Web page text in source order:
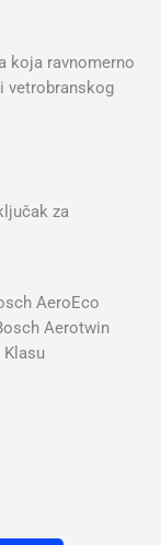
koja ravnomerno
vetrobranskog
za
AeroEco
Aerotwin